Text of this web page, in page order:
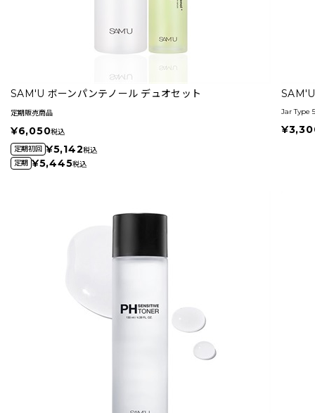
SAM'U ボーンパンテノール デュオセット
定期販売商品
¥6,050税込
定期初回 ¥5,142税込
定期 ¥5,445税込
Jar Type